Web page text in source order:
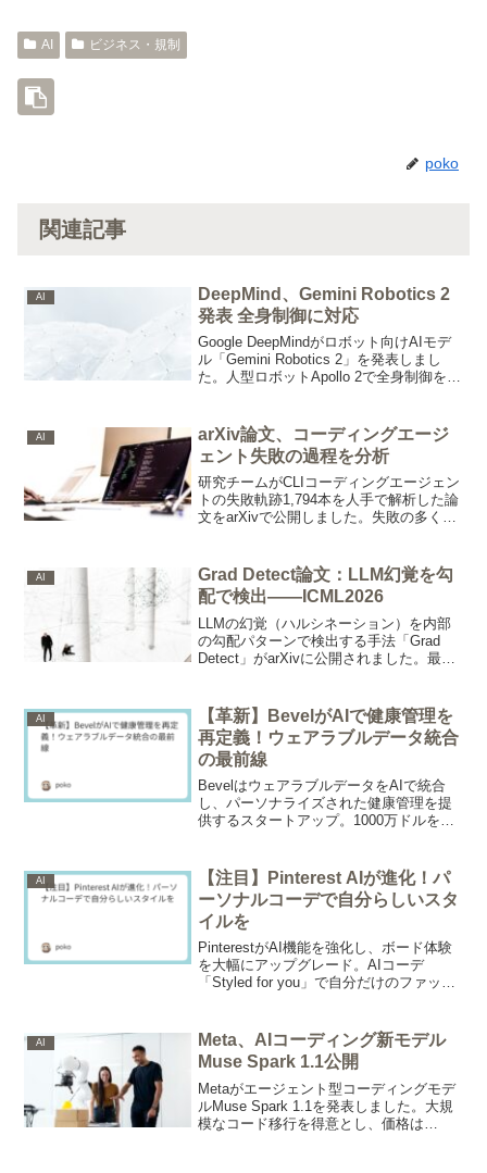
AI ビジネス・規制
poko
関連記事
AI
DeepMind、Gemini Robotics 2
発表 全身制御に対応
Google DeepMindがロボット向けAIモデ
ル「Gemini Robotics 2」を発表しまし
た。人型ロボットApollo 2で全身制御を実
AI
arXiv論文、コーディングエージ
ェント失敗の過程を分析
研究チームがCLIコーディングエージェン
トの失敗軌跡1,794本を人手で解析した論
文をarXivで公開しました。失敗の多くは
AI
Grad Detect論文：LLM幻覚を勾
配で検出——ICML2026
LLMの幻覚（ハルシネーション）を内部
の勾配パターンで検出する手法「Grad
Detect」がarXivに公開されました。最終
示してICML 2026ワークショップに採択
されています。
AI
【革新】BevelがAIで健康管理を
再定義！ウェアラブルデータ統合
の最前線
BevelはウェアラブルデータをAIで統合
し、パーソナライズされた健康管理を提
供するスタートアップ。1000万ドルを調
析、個々に最適化された洞察とアドバイ
スで、継続的な健康改善をサポート。ヘ
ルスケアAIの未来を切り開く。
AI
【注目】Pinterest AIが進化！パ
ーソナルコーデで自分らしいスタ
イルを
PinterestがAI機能を強化し、ボード体験
を大幅にアップグレード。AIコーデ
「Styled for you」で自分だけのファッシ
新たな発見を。AIを活用したショッピン
グアシスタントとして進化するPinterest
の最新情報を解説。
AI
Meta、AIコーディング新モデル
Muse Spark 1.1公開
Metaがエージェント型コーディングモデ
ルMuse Spark 1.1を発表しました。大規
模なコード移行を得意とし、価格は